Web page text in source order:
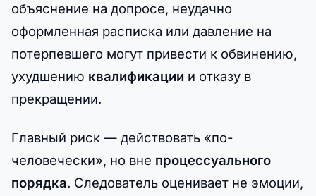
объяснение на допросе, неудачно
оформленная расписка или давление на
потерпевшего могут привести к обвинению,
ухудшению квалификации и отказу в
прекращении.
Главный риск — действовать «по-
человечески», но вне процессуального
порядка. Следователь оценивает не эмоции,